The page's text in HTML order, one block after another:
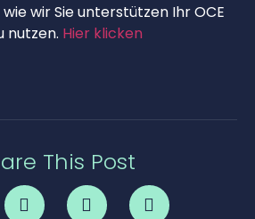
wir Sie unterstützen Ihr OCE
nutzen. Hier klicken
This Post